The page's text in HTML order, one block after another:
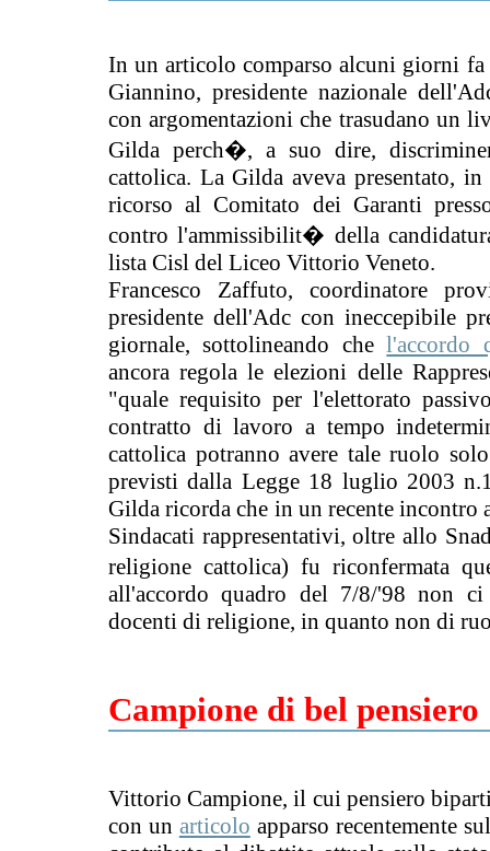
In un articolo comparso alcuni giorni
Giannino, presidente nazionale
con argomentazioni che trasudano un
Gilda perch�, a suo dire,
cattolica. La Gilda aveva presentato,
ricorso al Comitato dei Garanti
contro l'ammissibilit� della
lista Cisl del Liceo Vittorio Veneto.
Francesco Zaffuto, coordinatore
presidente dell'Adc con ineccepibile
giornale, sottolineando chel'accordo
ancora regola le elezioni delle
"quale requisito per l'elettorato
contratto di lavoro a tempo
cattolica potranno avere tale ruolo
previsti dalla Legge 18 luglio 2003
Gilda ricorda che in un recente incontro
Sindacati rappresentativi, oltre allo
religione cattolica) fu riconfermata
all'accordo quadro del 7/8/'98 non
docenti di religione, in quanto non di
Campione di bel pensiero
Vittorio Campione, il cui pensiero
con un articolo apparso recentemente